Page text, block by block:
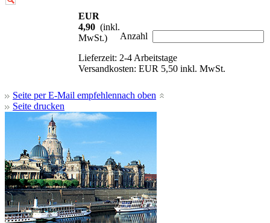
EUR
4,90 (inkl.
MwSt.)
Anzahl
Lieferzeit: 2-4 Arbeitstage
Versandkosten: EUR 5,50 inkl. MwSt.
Seite per E-Mail empfehlen
Seite drucken
nach oben